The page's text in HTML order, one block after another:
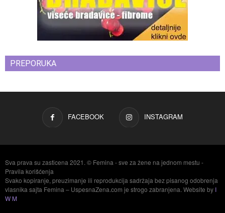
PREPORUKA
FACEBOOK INSTAGRAM
Sva prava su zasticena 2021. © Femina - sve za žene na jednom mestu -
Pravila korišćenja
Svako kopiranje, preuzimanje ili reprodukcija sadržaja bez pisanog odobrenja
vlasnika sajta Femina – UspesnaZena.com je strogo zabranjena. Website by I
W M